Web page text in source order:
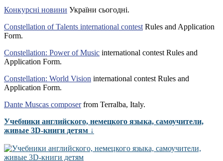
Конкурсні новини України сьогодні.
Constellation of Talents international contest Rules and Application
Form.
Constellation: Power of Music international contest Rules and
Application Form.
Constellation: World Vision international contest Rules and
Application Form.
Dante Muscas composerfrom Terralba, Italy.
Учебники английского, немецкого языка, самоучители,
живые 3D-книги детям ↓